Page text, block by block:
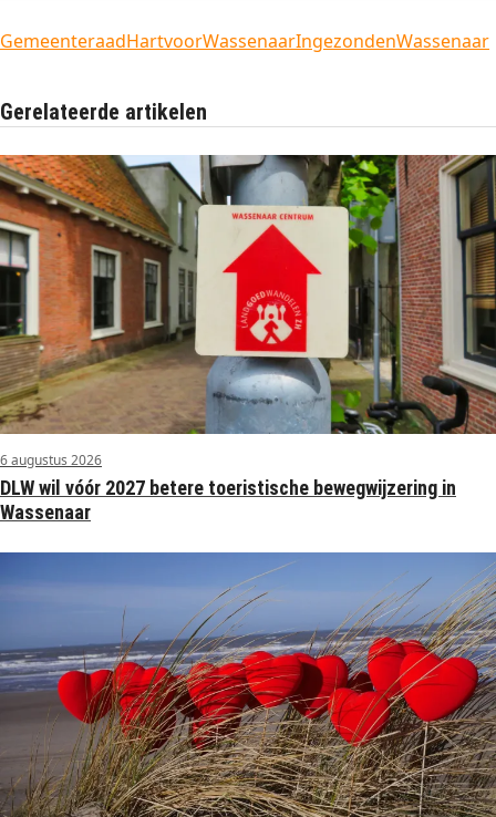
GemeenteraadHartvoorWassenaarIngezondenWassenaar
Gerelateerde artikelen
6 augustus 2026
DLW wil vóór 2027 betere toeristische bewegwijzering in
Wassenaar